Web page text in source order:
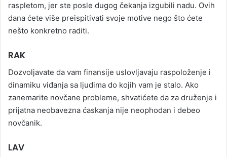
raspletom, jer ste posle dugog čekanja izgubili nadu. Ovih
dana ćete više preispitivati svoje motive nego što ćete
nešto konkretno raditi.
RAK
Dozvoljavate da vam finansije uslovljavaju raspoloženje i
dinamiku viđanja sa ljudima do kojih vam je stalo. Ako
zanemarite novčane probleme, shvatićete da za druženje i
prijatna neobavezna ćaskanja nije neophodan i debeo
novčanik.
LAV